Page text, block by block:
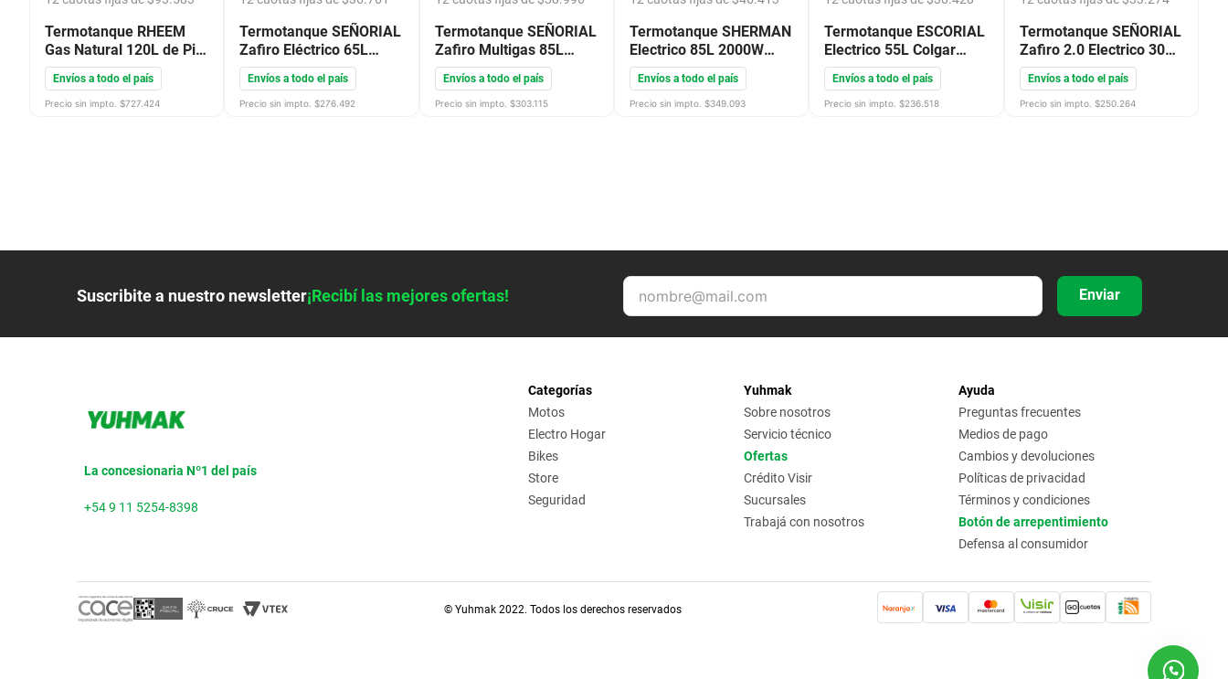
Termotanque RHEEM
Gas Natural 120L de Pie
ConexSup Negro
TGNP120RH
Envíos a todo el país
Precio sin impto. $727.424
Termotanque SEÑORIAL
Zafiro Eléctrico 65L
Apoyar Colgar
ConexSup Blanco
330005
Envíos a todo el país
Precio sin impto. $276.492
Termotanque SEÑORIAL
Zafiro Multigas 85L
ConexSup Blanco
330002
Envíos a todo el país
Precio sin impto. $303.115
Termotanque SHERMAN
Electrico 85L 2000W
Colgar ConexInf Blanco
TECC085ESHK2
Envíos a todo el país
Precio sin impto. $349.093
Termotanque ESCORIAL
Electrico 55L Colgar
ConexSup Blanco
EL55CS
Envíos a todo el país
Precio sin impto. $236.518
Termotanque SEÑORIAL
Zafiro 2.0 Electrico 30L
1800W Colgar ConexInf
Blanco 330118
Envíos a todo el país
Precio sin impto. $250.264
Suscribite a nuestro newsletter¡Recibí las mejores ofertas! Enviar
La concesionaria Nº1 del país
+54 9 11 5254-8398
Categorías
Motos
Electro Hogar
Bikes
Store
Seguridad
Yuhmak
Sobre nosotros
Servicio técnico
Ofertas
Crédito Visir
Sucursales
Trabajá con nosotros
Ayuda
Preguntas frecuentes
Medios de pago
Cambios y devoluciones
Políticas de privacidad
Términos y condiciones
Botón de arrepentimiento
Defensa al consumidor
© Yuhmak 2022. Todos los derechos reservados